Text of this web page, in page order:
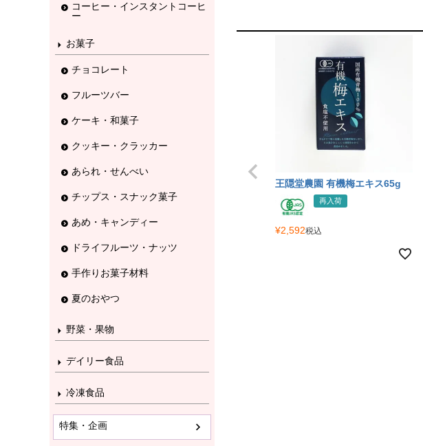
コーヒー・インスタントコーヒ
ー
お菓子
チョコレート
フルーツバー
ケーキ・和菓子
クッキー・クラッカー
あられ・せんべい
チップス・スナック菓子
あめ・キャンディー
ドライフルーツ・ナッツ
手作りお菓子材料
夏のおやつ
野菜・果物
デイリー食品
冷凍食品
特集・企画
王隠堂農園 有機梅エキス65g
再入荷
¥2,592税込